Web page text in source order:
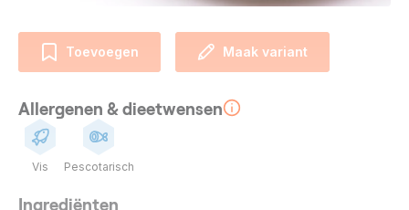
Toevoegen Maak variant
Allergenen & dieetwensen
Vis Pescotarisch
Ingrediënten